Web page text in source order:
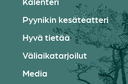
Pyynikin kesäteatteri
Hyvä tietää
Väliaikatarjoilut
Media